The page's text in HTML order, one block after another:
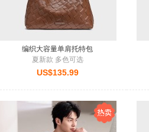
寿桃馒头+长寿面+如意糕点 糖醇馅料
寿桃馒头+长寿面+如意糕点 糖醇馅料
编织大容量单肩托特包
夏新款 多色可选
US$135.99